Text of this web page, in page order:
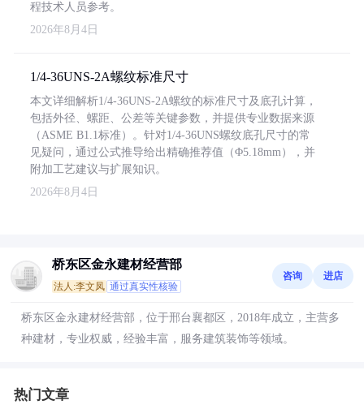
程技术人员参考。
2026年8月4日
1/4-36UNS-2A螺纹标准尺寸
本文详细解析1/4-36UNS-2A螺纹的标准尺寸及底孔计算，
包括外径、螺距、公差等关键参数，并提供专业数据来源
（ASME B1.1标准）。针对1/4-36UNS螺纹底孔尺寸的常
见疑问，通过公式推导给出精确推荐值（Φ5.18mm），并
附加工艺建议与扩展知识。
2026年8月4日
桥东区金永建材经营部
法人:李文凤 通过真实性核验
咨询 进店
桥东区金永建材经营部，位于邢台襄都区，2018年成立，主营多
种建材，专业权威，经验丰富，服务建筑装饰等领域。
热门文章